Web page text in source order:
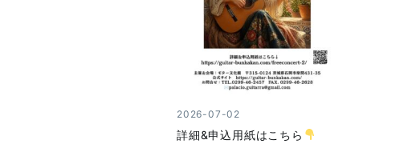
2026-07-02
詳細&申込用紙はこちら